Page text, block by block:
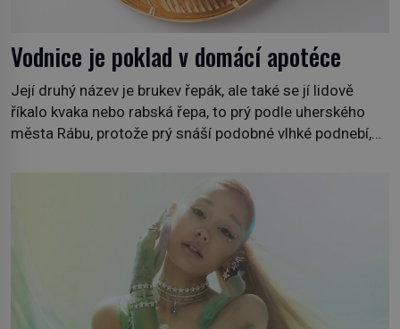
Vodnice je poklad v domácí apotéce
Její druhý název je brukev řepák, ale také se jí lidově
říkalo kvaka nebo rabská řepa, to prý podle uherského
města Rábu, protože prý snáší podobné vlhké podnebí,
někdy i v obchodech. Její bulvy jsou bílé, nahoře někdy